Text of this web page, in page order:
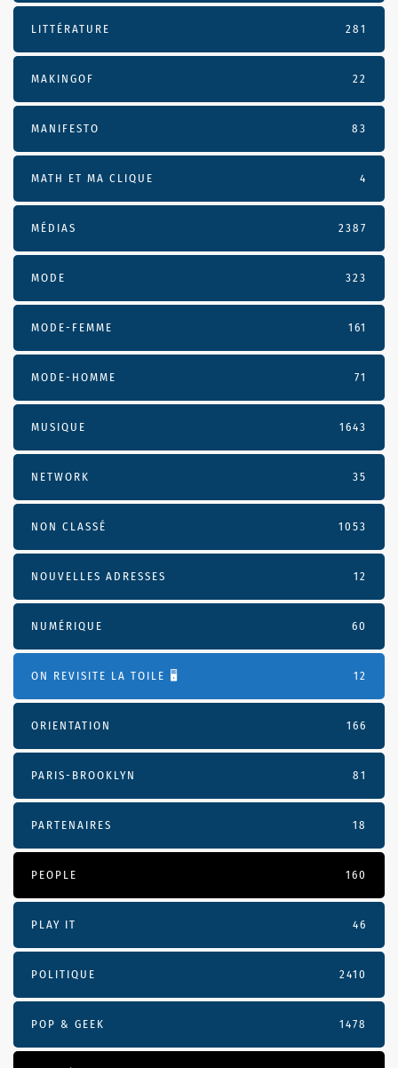
LITTÉRATURE 281
MAKINGOF 22
MANIFESTO 83
MATH ET MA CLIQUE 4
MÉDIAS 2387
MODE 323
MODE-FEMME 161
MODE-HOMME 71
MUSIQUE 1643
NETWORK 35
NON CLASSÉ 1053
NOUVELLES ADRESSES 12
NUMÉRIQUE 60
ON REVISITE LA TOILE 🖥️ 12
ORIENTATION 166
PARIS-BROOKLYN 81
PARTENAIRES 18
PEOPLE 160
PLAY IT 46
POLITIQUE 2410
POP & GEEK 1478